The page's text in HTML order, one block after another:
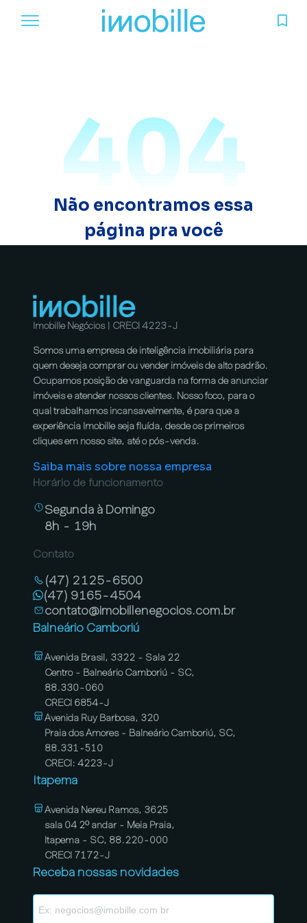
404
Não encontramos essa
página pra você
Imobille Negócios | CRECI 4223-J
Somos uma empresa de inteligência imobiliária para
quem deseja comprar ou vender imóveis de alto padrão.
Ocupamos posição de vanguarda na forma de anunciar
imóveis e atender nossos clientes. Nosso foco, para o
qual trabalhamos incansavelmente, é para que a
experiência Imobille seja fluída, desde os primeiros
cliques em nosso site, até o pós-venda.
Saiba mais sobre nossa empresa
Horário de funcionamento
Segunda à Domingo
8h - 19h
Contato
(47) 2125-6500
(47) 9165-4504
contato@imobillenegocios.com.br
Balneário Camboriú
Avenida Brasil, 3322 - Sala 22
Centro - Balneário Camboriú - SC,
88.330-060
CRECI 6854-J
Avenida Ruy Barbosa, 320
Praia dos Amores - Balneário Camboriú, SC,
88.331-510
CRECI: 4223-J
Itapema
Avenida Nereu Ramos, 3625
sala 04 2º andar - Meia Praia,
Itapema - SC, 88.220-000
CRECI 7172-J
Receba nossas novidades